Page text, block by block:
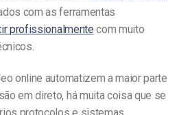
com as ferramentas
profissionalmente com muito
online automatizem a maior parte
em direto, há muita coisa que se